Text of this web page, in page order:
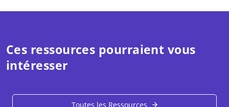
Ces ressources pourraient vous
intéresser
Toutes les Ressources